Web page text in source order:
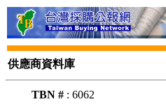
供應商資料庫
TBN # : 6062